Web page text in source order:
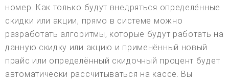
номер. Как только будут внедряться определённые
скидки или акции, прямо в системе можно
разработать алгоритмы, которые будут работать на
данную скидку или акцию и применённый новый
прайс или определённый скидочный процент будет
автоматически рассчитываться на кассе. Вы